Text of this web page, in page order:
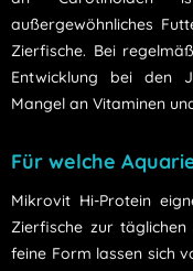
außergewöhnliches
Zierfische. Bei
Entwicklung bei den
Mangel an Vitaminen
Für welche
Mikrovit Hi-Protein
Zierfische zur
feine Form lassen sich